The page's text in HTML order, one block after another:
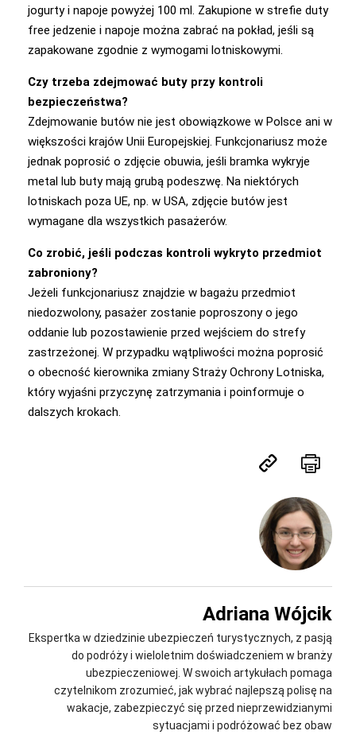
jogurty i napoje powyżej 100 ml. Zakupione w strefie duty
free jedzenie i napoje można zabrać na pokład, jeśli są
zapakowane zgodnie z wymogami lotniskowymi.
Czy trzeba zdejmować buty przy kontroli
bezpieczeństwa?
Zdejmowanie butów nie jest obowiązkowe w Polsce ani w
większości krajów Unii Europejskiej. Funkcjonariusz może
jednak poprosić o zdjęcie obuwia, jeśli bramka wykryje
metal lub buty mają grubą podeszwę. Na niektórych
lotniskach poza UE, np. w USA, zdjęcie butów jest
wymagane dla wszystkich pasażerów.
Co zrobić, jeśli podczas kontroli wykryto przedmiot
zabroniony?
Jeżeli funkcjonariusz znajdzie w bagażu przedmiot
niedozwolony, pasażer zostanie poproszony o jego
oddanie lub pozostawienie przed wejściem do strefy
zastrzeżonej. W przypadku wątpliwości można poprosić
o obecność kierownika zmiany Straży Ochrony Lotniska,
który wyjaśni przyczynę zatrzymania i poinformuje o
dalszych krokach.
Adriana Wójcik
Ekspertka w dziedzinie ubezpieczeń turystycznych, z pasją
do podróży i wieloletnim doświadczeniem w branży
ubezpieczeniowej. W swoich artykułach pomaga
czytelnikom zrozumieć, jak wybrać najlepszą polisę na
wakacje, zabezpieczyć się przed nieprzewidzianymi
sytuacjami i podróżować bez obaw